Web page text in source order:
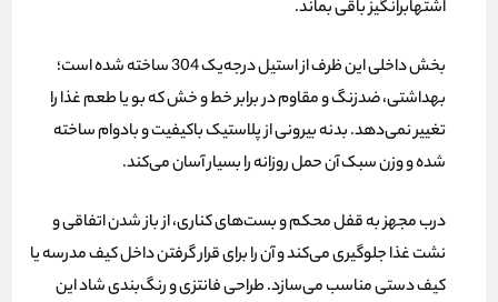
اشتهابرانگیز باقی بماند.
بخش داخلی این ظرف از استیل درجه‌یک 304 ساخته شده است؛
بهداشتی، ضدزنگ و مقاوم در برابر خط و خش که بو یا طعم غذا را
تغییر نمی‌دهد. بدنه بیرونی از پلاستیک باکیفیت و بادوام ساخته
شده و وزن سبک آن حمل روزانه را بسیار آسان می‌کند.
درب مجهز به قفل محکم و بست‌های کناری، از باز شدن اتفاقی و
نشت غذا جلوگیری می‌کند و آن را برای قرار گرفتن داخل کیف مدرسه یا
کیف دستی مناسب می‌سازد. طراحی فانتزی و رنگ‌بندی شاد این